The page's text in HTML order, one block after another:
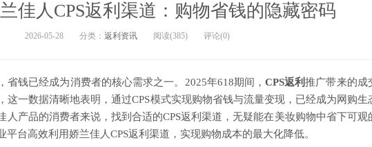
佳人CPS返利渠道：购物省钱的隐藏密码
2026-05-28 分类： 返利资讯 阅读(385) 评论(0)
省钱已经成为消费者的核心需求之一。2025年618期间， CPS返利推广带来的成
这一数据清晰地表明，通过CPS模式实现购物省钱与流量变现，已经成为网购生
人产品的消费者来说，找到合适的CPS返利渠道，无疑能在美妆购物中省下可观
台高效利用娇兰佳人CPS返利渠道，实现购物成本的最大化降低。